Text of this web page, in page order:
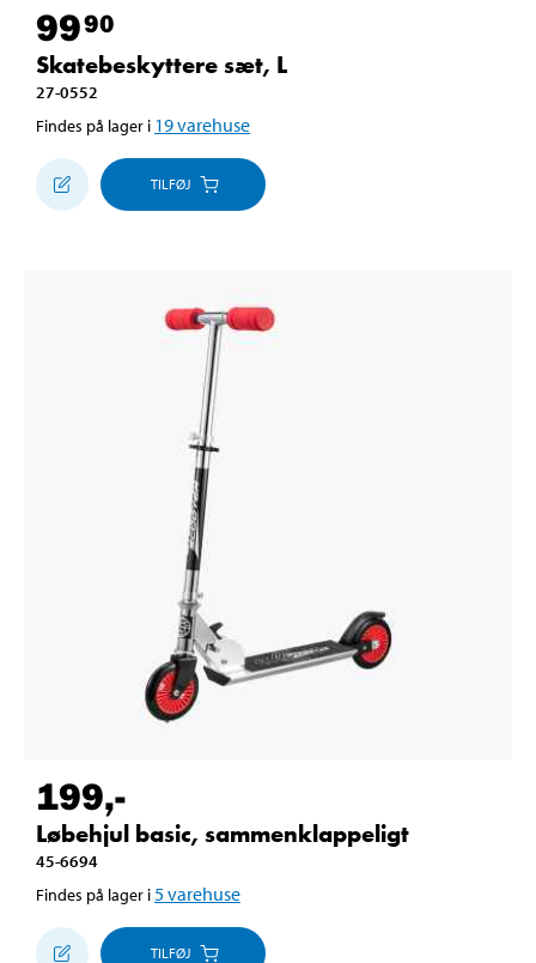
9990
Skatebeskyttere sæt, L
27-0552
Findes på lager i 19varehuse
TILFØJ
199,-
Løbehjul basic, sammenklappeligt
45-6694
Findes på lager i 5varehuse
TILFØJ